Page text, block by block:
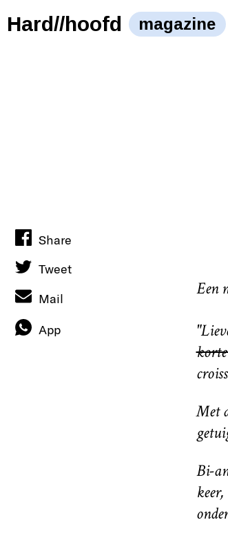
Hard//hoofd magazine
Een
Met
Bi-
Share
Tweet
Mail
App